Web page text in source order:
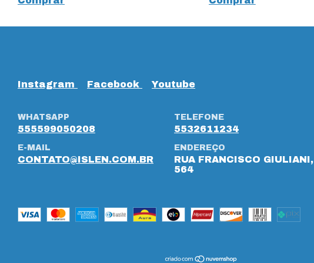
Instagram Facebook Youtube
WHATSAPP
555599050208
TELEFONE
5532611234
E-MAIL
CONTATO@ISLEN.COM.BR
ENDEREÇO
RUA FRANCISCO GIULIANI,
564